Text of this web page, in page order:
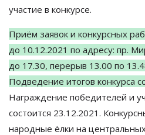
участие в конкурсе.
Приём заявок и конкурсных
до 10.12.2021 по адресу: пр.
до 17.30, перерыв 13.00 по
Подведение итогов конкурса
Награждение победителей и
состоится 23.12.2021 .
народные ёлки на